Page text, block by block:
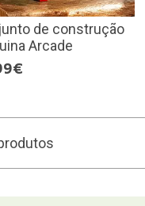
de construção
Arcade